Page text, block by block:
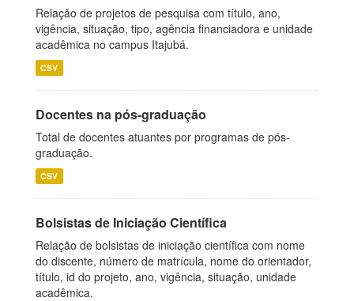
Relação de projetos de pesquisa com título, ano,
vigência, situação, tipo, agência financiadora e unidade
acadêmica no campus Itajubá.
CSV
Docentes na pós-graduação
Total de docentes atuantes por programas de pós-
graduação.
CSV
Bolsistas de Iniciação Científica
Relação de bolsistas de iniciação científica com nome
do discente, número de matrícula, nome do orientador,
título, id do projeto, ano, vigência, situação, unidade
acadêmica.